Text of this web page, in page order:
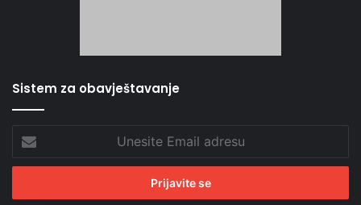
Sistem za obavještavanje
Email
adresu